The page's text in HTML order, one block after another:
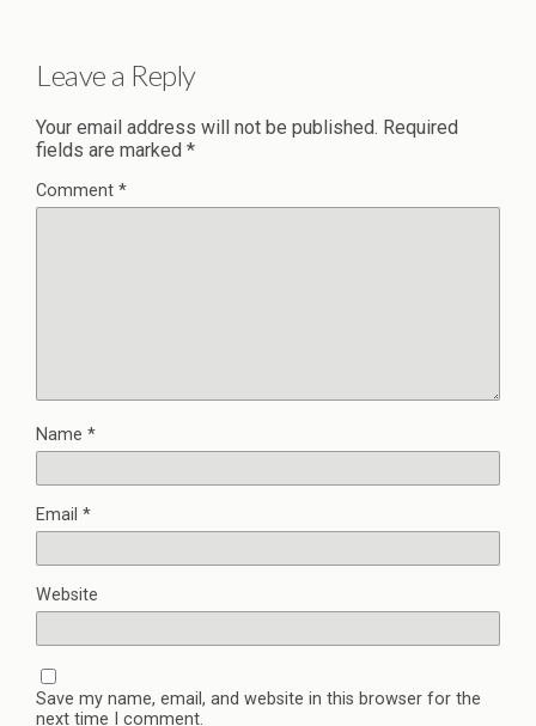
Leave a Reply
Your email address will not be published. Required
fields are marked *
Comment *
Name *
Email *
Website
Save my name, email, and website in this browser for the
next time I comment.